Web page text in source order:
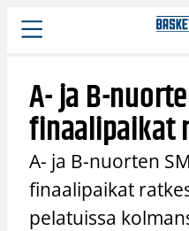
Siirry
sisältöön
A- ja B-
finaalipaikat
A- ja B-nuorten
finaalipaikat
pelatuissa